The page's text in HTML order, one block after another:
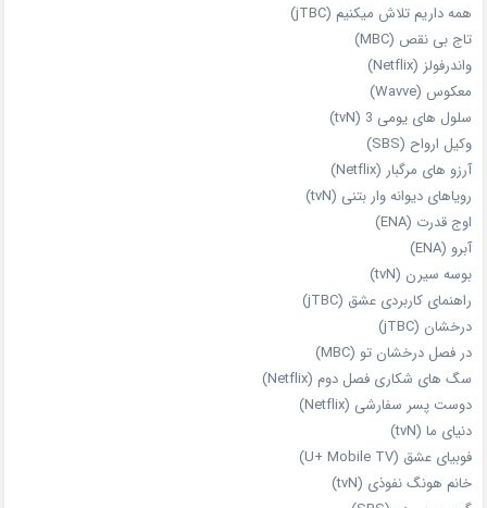
همه داریم تلاش میکنیم (jTBC)
تاج بی‌ نقص (MBC)
واندرفولز (Netflix)
معکوس (Wavve)
سلول های یومی 3 (tvN)
وکیل ارواح (SBS)
آرزو های مرگبار (Netflix)
رویاهای دیوانه‌ وار بتنی (tvN)
اوج قدرت (ENA)
آبرو (ENA)
بوسه سیرن (tvN)
راهنمای کاربردی عشق (jTBC)
درخشان (jTBC)
در فصل درخشان تو (MBC)
سگ های شکاری فصل دوم (Netflix)
دوست‌ پسر سفارشی (Netflix)
دنیای ما (tvN)
فوبیای عشق (U+ Mobile TV)
خانم هونگ نفوذی (tvN)